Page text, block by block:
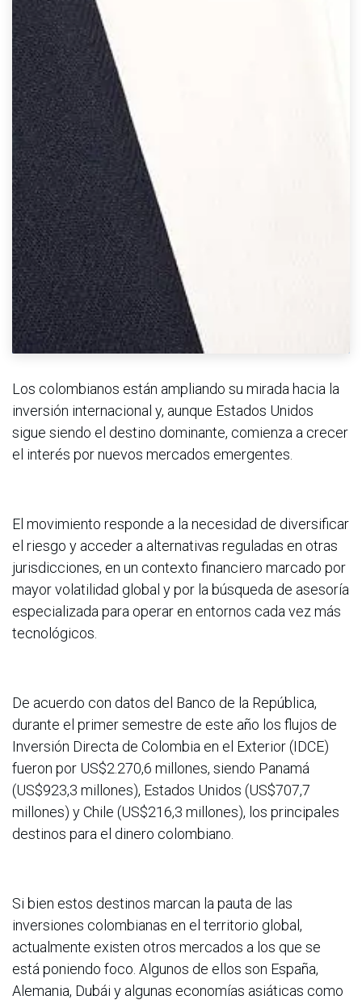
Los colombianos están ampliando su mirada hacia la
inversión internacional y, aunque Estados Unidos
sigue siendo el destino dominante, comienza a crecer
el interés por nuevos mercados emergentes.
El movimiento responde a la necesidad de diversificar
el riesgo y acceder a alternativas reguladas en otras
jurisdicciones, en un contexto financiero marcado por
mayor volatilidad global y por la búsqueda de asesoría
especializada para operar en entornos cada vez más
tecnológicos.
De acuerdo con datos del Banco de la República,
durante el primer semestre de este año los flujos de
Inversión Directa de Colombia en el Exterior (IDCE)
fueron por US$2.270,6 millones, siendo Panamá
(US$923,3 millones), Estados Unidos (US$707,7
millones) y Chile (US$216,3 millones), los principales
destinos para el dinero colombiano.
Si bien estos destinos marcan la pauta de las
inversiones colombianas en el territorio global,
actualmente existen otros mercados a los que se
está poniendo foco. Algunos de ellos son España,
Alemania, Dubái y algunas economías asiáticas como